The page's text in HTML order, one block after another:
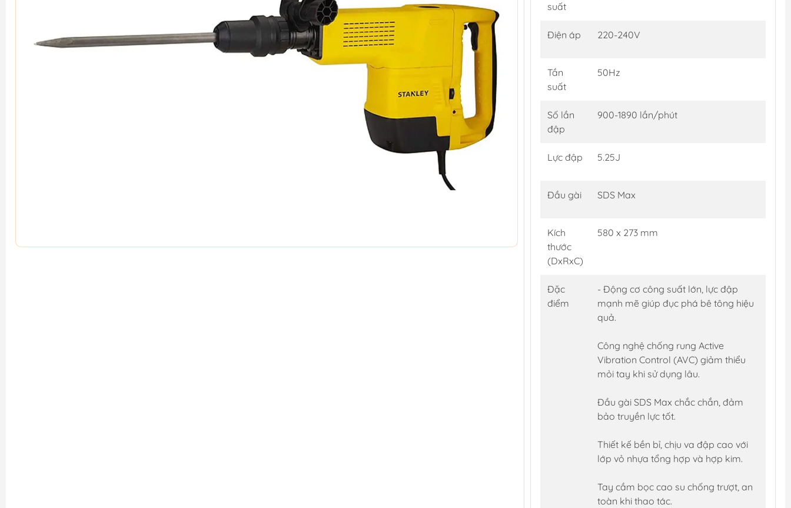
suất
Điện áp 220-240V
Tần
suất
50Hz
Số lần
đập
900-1890 lần/phút
Lực đập 5.25J
Đầu gài SDS Max
Kích
thước
(DxRxC)
580 x 273 mm
Đặc
điểm
- Động cơ công suất lớn, lực đập
mạnh mẽ giúp đục phá bê tông hiệu
quả.
Công nghệ chống rung Active
Vibration Control (AVC) giảm thiểu
mỏi tay khi sử dụng lâu.
Đầu gài SDS Max chắc chắn, đảm
bảo truyền lực tốt.
Thiết kế bền bỉ, chịu va đập cao với
lớp vỏ nhựa tổng hợp và hợp kim.
Tay cầm bọc cao su chống trượt, an
toàn khi thao tác.